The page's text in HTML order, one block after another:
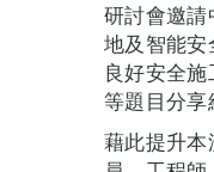
研討會邀
地及智能
良好安全
等題目分享
藉此提升